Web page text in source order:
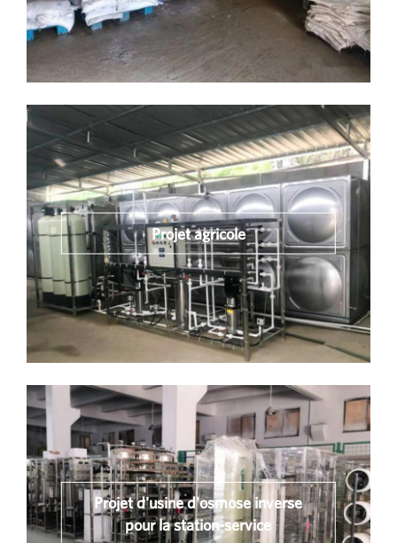
Projet agricole
Projet d'usine d'osmose inverse
pour la station-service